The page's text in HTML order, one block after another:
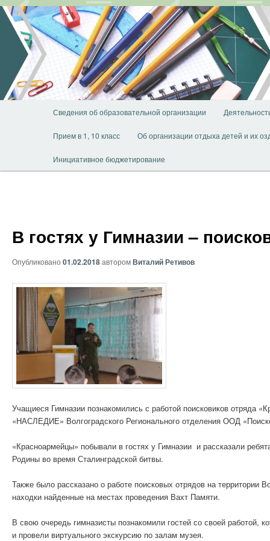
Перейти
основному
содержимому
Сведения об образовательной организации
Прием в 1, 10 класс Об организации отдыха детей и их
Инициативное бюджетирование
В гостях у Гимназии –
Опубликовано 01.02.2018авторомВиталий Ретивов
Учащиеся Гимназии познакомились с работой поисковиков отряда
«НАСЛЕДИЕ» Волгоградского Регионального отделения ООД
«Красноармейцы» побывали в гостях у Гимназии и рассказали
Родины во время Сталинградской битвы.
Также было рассказано о работе поисковых отрядов на территории
находки найденные на местах проведения Вахт Памяти.
В свою очередь гимназисты познакомили гостей со своей работой,
и провели виртуального экскурсию по залам музея.